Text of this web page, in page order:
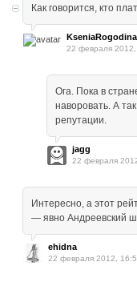
Как говорится, кто
KseniaRogodina
22 февраля
Ога. Пока в
наворовать. А
репутации.
jagg
22 февраля
Интересно, а этот
— явно Андреевский
ehidna
22 февраля 2012,